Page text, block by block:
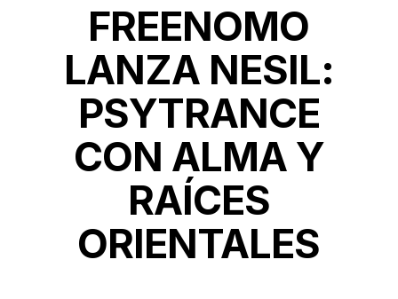
FREENOMO
LANZA NESIL:
PSYTRANCE
CON ALMA Y
RAÍCES
ORIENTALES